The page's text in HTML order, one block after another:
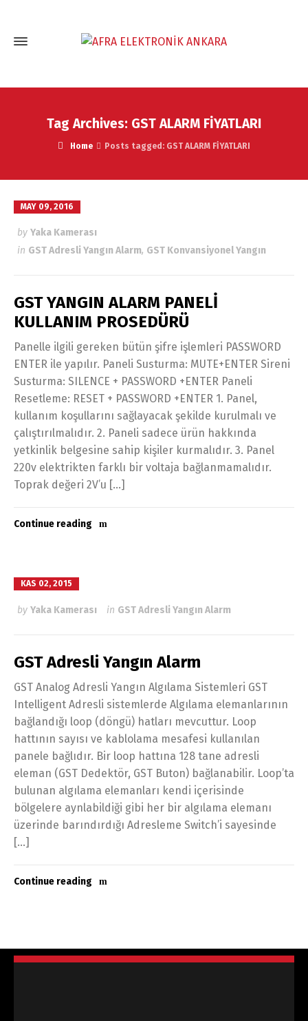
Tag Archives: GST ALARM FİYATLARI
Home Posts tagged: GST ALARM FİYATLARI
MAY 09, 2016
by Yaka Kamerası
in GST Adresli Yangın Alarm, GST Konvansiyonel Yangın
GST YANGIN ALARM PANELİ
KULLANIM PROSEDÜRÜ
Panelle ilgili gereken bütün şifre işlemleri PASSWORD
ENTER ile yapılır. Paneli Susturma: MUTE+ENTER Sireni
Susturma: SILENCE + PASSWORD +ENTER Paneli
Resetleme: RESET + PASSWORD +ENTER 1. Panel,
kullanım koşullarını sağlayacak şekilde kurulmalı ve
çalıştırılmalıdır. 2. Paneli sadece ürün hakkında
yetkinlik belgesine sahip kişiler kurmalıdır. 3. Panel
220v elektrikten farklı bir voltaja bağlanmamalıdır.
Toprak değeri 2V’u […]
Continue reading
KAS 02, 2015
by Yaka Kamerası in GST Adresli Yangın Alarm
GST Adresli Yangın Alarm
GST Analog Adresli Yangın Algılama Sistemleri GST
Intelligent Adresli sistemlerde Algılama elemanlarının
bağlandığı loop (döngü) hatları mevcuttur. Loop
hattının sayısı ve kablolama mesafesi kullanılan
panele bağlıdır. Bir loop hattına 128 tane adresli
eleman (GST Dedektör, GST Buton) bağlanabilir. Loop’ta
bulunan algılama elemanları kendi içerisinde
bölgelere aynlabildiği gibi her bir algılama elemanı
üzerinde barındırdığı Adresleme Switch’i sayesinde
[…]
Continue reading